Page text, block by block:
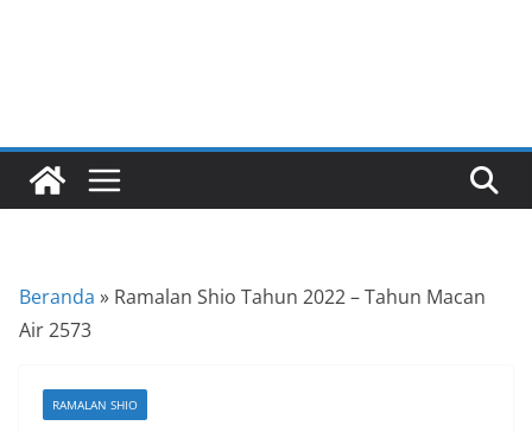
d
a
Beranda » Ramalan Shio Tahun 2022 – Tahun Macan
Air 2573
RAMALAN SHIO